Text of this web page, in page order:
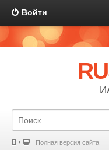
Войти
Полная версия сайта